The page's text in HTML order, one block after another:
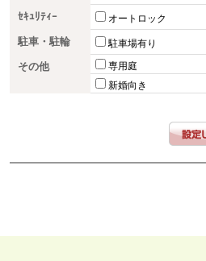
ｾｷｭﾘﾃｨｰ オートロック
駐車・駐輪 駐車場有り
その他 専用庭
新婚向き